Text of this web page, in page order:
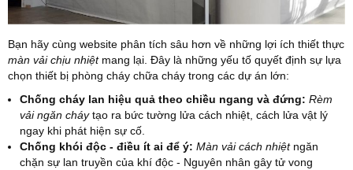
Bạn hãy cùng website phân tích sâu hơn về những lợi ích thiết thực
màn vải chịu nhiệtmang lại. Đây là những yếu tố quyết định sự lựa
chọn thiết bị phòng cháy chữa cháy trong các dự án lớn:
Chống cháy lan hiệu quả theo chiều ngang và đứng: Rèm
vải ngăn cháytạo ra bức tường lửa cách nhiệt, cách lửa vật lý
ngay khi phát hiện sự cố.
Chống khói độc - điều ít ai để ý: Màn vải cách nhiệtngăn
chặn sự lan truyền của khí độc - Nguyên nhân gây tử vong